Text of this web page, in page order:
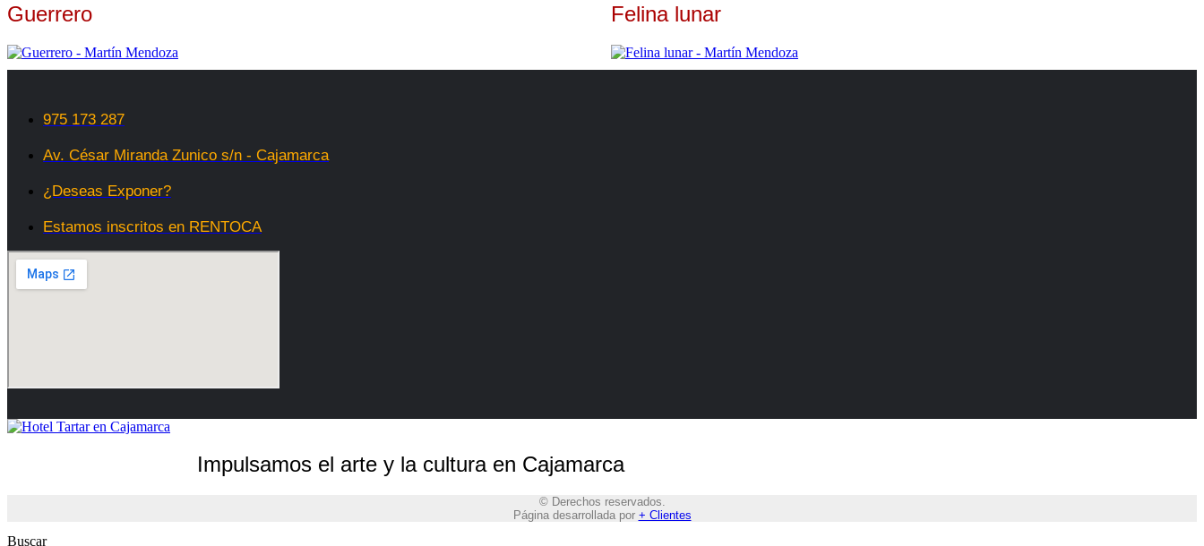
Guerrero Felina lunar
975 173 287
Av. César Miranda Zunico s/n - Cajamarca
¿Deseas Exponer?
Estamos inscritos en RENTOCA
Impulsamos el arte y la cultura en Cajamarca
© Derechos reservados.
Página desarrollada por + Clientes
Buscar